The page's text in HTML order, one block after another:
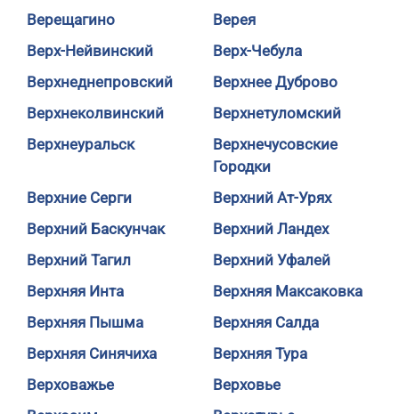
Верещагино
Верея
Верх-Нейвинский
Верх-Чебула
Верхнеднепровский
Верхнее Дуброво
Верхнеколвинский
Верхнетуломский
Верхнеуральск
Верхнечусовские
Городки
Верхние Серги
Верхний Ат-Урях
Верхний Баскунчак
Верхний Ландех
Верхний Тагил
Верхний Уфалей
Верхняя Инта
Верхняя Максаковка
Верхняя Пышма
Верхняя Салда
Верхняя Синячиха
Верхняя Тура
Верховажье
Верховье